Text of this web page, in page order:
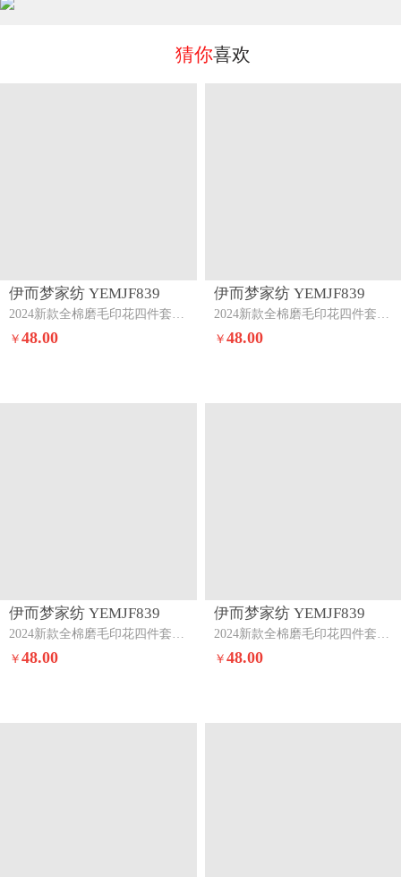
猜你喜欢
伊而梦家纺 YEMJF839
2024新款全棉磨毛印花四件套系列单品被套霍尔顿-桔
￥48.00
伊而梦家纺 YEMJF839
2024新款全棉磨毛印花四件套系列单品被套线韵之美-桔
￥ 48.00
伊而梦家纺 YEMJF839
2024新款全棉磨毛印花四件套系列单品被套花影花梦-粉
￥48.00
伊而梦家纺 YEMJF839
2024新款全棉磨毛印花四件套系列单品被套欧式条纹-蓝
￥ 48.00